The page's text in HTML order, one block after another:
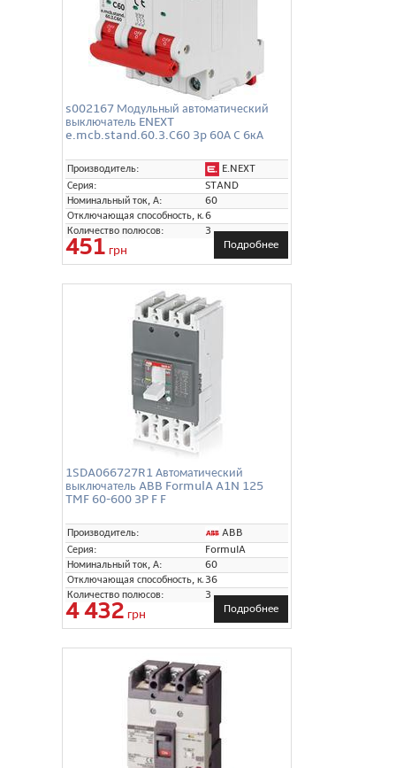
s002167 Модульный автоматический
выключатель ENEXT
e.mcb.stand.60.3.C60 3p 60А C 6кА
Производитель:
E.NEXT
Серия:
STAND
Номинальный ток, А:
60
Отключающая способность, кА:
6
Количество полюсов:
3
451 грн Подробнее
1SDA066727R1 Автоматический
выключатель ABB FormulA A1N 125
TMF 60-600 3P F F
Производитель:
ABB
Серия:
FormulA
Номинальный ток, А:
60
Отключающая способность, кА:36
Количество полюсов:
3
4 432 грн Подробнее